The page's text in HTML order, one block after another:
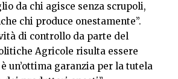
da chi agisce senza scrupoli,
chi produce onestamente”.
di controllo da parte del
Agricole risulta essere
un’ottima garanzia per la tutela